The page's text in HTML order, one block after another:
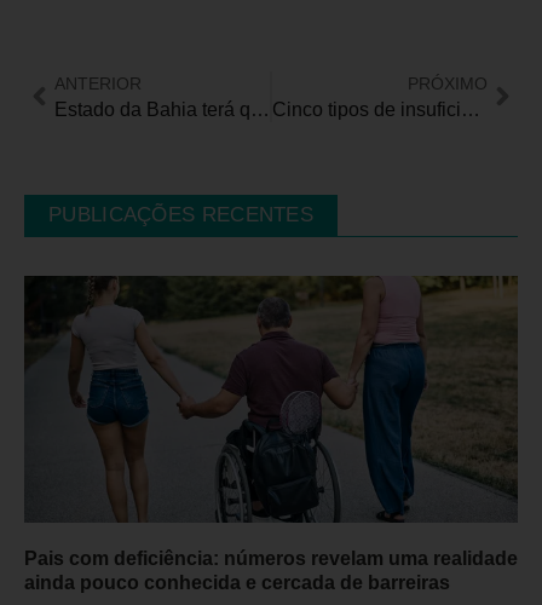
ANTERIOR
Estado da Bahia terá que fornecer medicamento à base de canabidiol para criança de 5 anos com epilepsia
PRÓXIMO
Cinco tipos de insuficiência cardíaca são identificados usando ferramentas de IA
PUBLICAÇÕES RECENTES
Pais com deficiência: números revelam uma realidade
ainda pouco conhecida e cercada de barreiras